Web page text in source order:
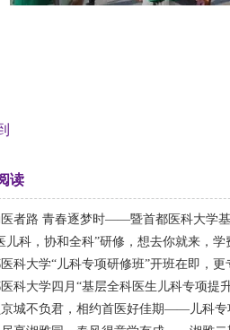
读
者路 青春逐梦时——暨首都医科大学
儿科，协和全科”研修，想去你就来，学
科大学“儿科专项研修班”开班在即，
科大学四月“基层全科医生儿科专项提
城不负君，相约首医好佳期——儿科专